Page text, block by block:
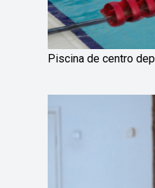
Piscina de centro